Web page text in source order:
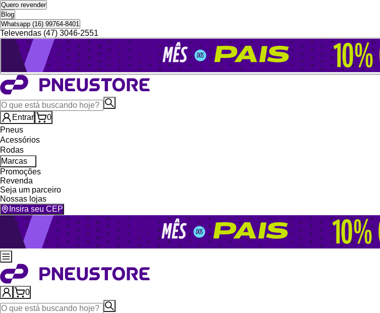
Quero revender
Blog
Whatsapp (16) 99764-8401
Televendas (47) 3046-2551
Entrar
0
Pneus
Acessórios
Rodas
Marcas
Promoções
Revenda
Seja um parceiro
Nossas lojas
Insira seu CEP
0